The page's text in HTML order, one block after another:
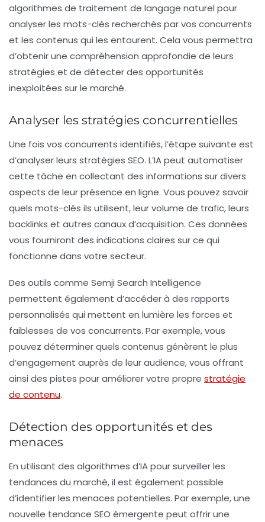
algorithmes de traitement de langage naturel pour
analyser les mots-clés recherchés par vos concurrents
et les contenus qui les entourent. Cela vous permettra
d’obtenir une compréhension approfondie de leurs
stratégies et de détecter des opportunités
inexploitées sur le marché.
Analyser les stratégies concurrentielles
Une fois vos concurrents identifiés, l’étape suivante est
d’analyser leurs stratégies SEO. L’IA peut automatiser
cette tâche en collectant des informations sur divers
aspects de leur présence en ligne. Vous pouvez savoir
quels mots-clés ils utilisent, leur volume de trafic, leurs
backlinks et autres canaux d’acquisition. Ces données
vous fourniront des indications claires sur ce qui
fonctionne dans votre secteur.
Des outils comme Semji Search Intelligence
permettent également d’accéder à des rapports
personnalisés qui mettent en lumière les forces et
faiblesses de vos concurrents. Par exemple, vous
pouvez déterminer quels contenus génèrent le plus
d’engagement auprès de leur audience, vous offrant
ainsi des pistes pour améliorer votre propre stratégie
de contenu.
Détection des opportunités et des
menaces
En utilisant des algorithmes d’IA pour surveiller les
tendances du marché, il est également possible
d’identifier les menaces potentielles. Par exemple, une
nouvelle tendance SEO émergente peut offrir une